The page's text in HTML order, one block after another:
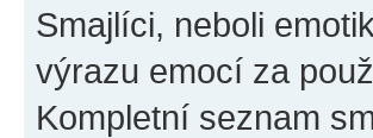
Smajlíci, neboli
výrazu emocí za
Kompletní seznam